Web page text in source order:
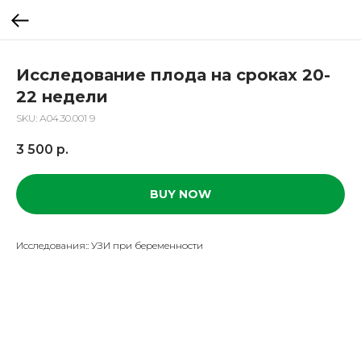
Исследование плода на сроках 20-
22 недели
SKU: А04.30.001 9
3 500 р.
BUY NOW
Исследования:: УЗИ при беременности